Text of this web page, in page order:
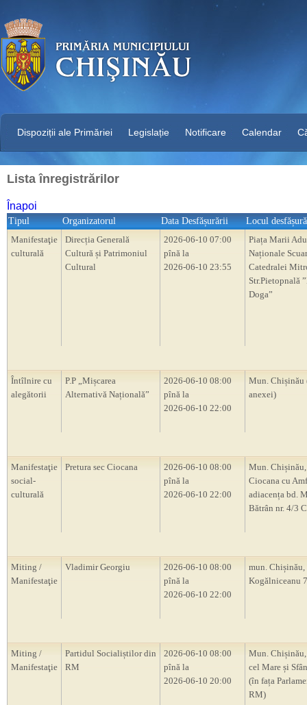
Dispoziții ale Primăriei Legislație Notificare Calendar
Lista înregistrărilor
Înapoi
Tipul Organizatorul Data Desfășurării
Locul
Manifestaţie
culturală
Direcția Generală
Cultură și Patrimoniul
Cultural
2026-06-10 07:00
pînă la
2026-06-10 23:55
Piața Marii
Naționale
Catedralei
Str.Pietopnală
Doga”
Întîlnire cu
alegătorii
P.P „Mișcarea
Alternativă Națională”
2026-06-10 08:00
pînă la
2026-06-10 22:00
Mun. Chișinău
anexei)
Manifestaţie
social-
culturală
Pretura sec Ciocana
2026-06-10 08:00
pînă la
2026-06-10 22:00
Mun.
Ciocana cu
adiacența bd.
Bătrân nr. 4/3
Miting /
Manifestaţie
Vladimir Georgiu
2026-06-10 08:00
pînă la
2026-06-10 22:00
mun. Chișinău,
Kogălniceanu
Miting /
Manifestaţie
Partidul Socialiștilor din
RM
2026-06-10 08:00
pînă la
2026-06-10 20:00
Mun.
cel Mare și
(în fața
RM)